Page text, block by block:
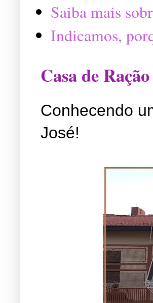
Saiba mais
Indicamos,
Casa de
Conhecendo
José!